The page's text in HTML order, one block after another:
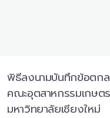
พิธีลงนามบันทึกข้อตกล
คณะอุตสาหกรรมเกษ
มหาวิทยาลัยเชียงใหม่